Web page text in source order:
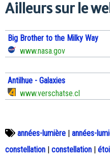
Ailleurs sur le
Big Brother to the Milky Way
www.nasa.gov
Antilhue - Galaxies
www.verschatse.cl
années-lumière | années-
constellation | constellation |